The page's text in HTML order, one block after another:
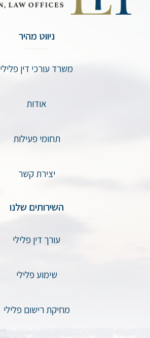
ניווט מהיר
משרד עורכי דין פלילי
אודות
תחומי פעילות
יצירת קשר
השירותים שלנו
עורך דין פלילי
שימוע פלילי
מחיקת רישום פלילי